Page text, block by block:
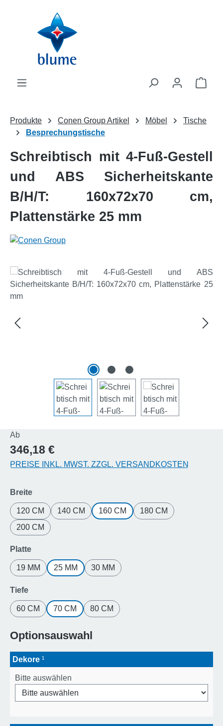
Zum Hauptinhalt springen
Produkte Conen Group Artikel Möbel
Tische
Besprechungstische
Schreibtisch mit 4-Fuß-Gestell
und ABS Sicherheitskante
B/H/T: 160x72x70 cm,
Plattenstärke 25 mm
Bildergalerie überspringen
AbRegulärer Preis:
346,18 €
PREISE INKL. MWST. ZZGL. VERSANDKOSTEN
Breiteauswählen
120 CM 140 CM 160 CM
180 CM
200 CM
Platteauswählen
19 MM 25 MM 30 MM
Tiefeauswählen
60 CM 70 CM 80 CM
Optionsauswahl
Dekore ¹
Bitte auswählen